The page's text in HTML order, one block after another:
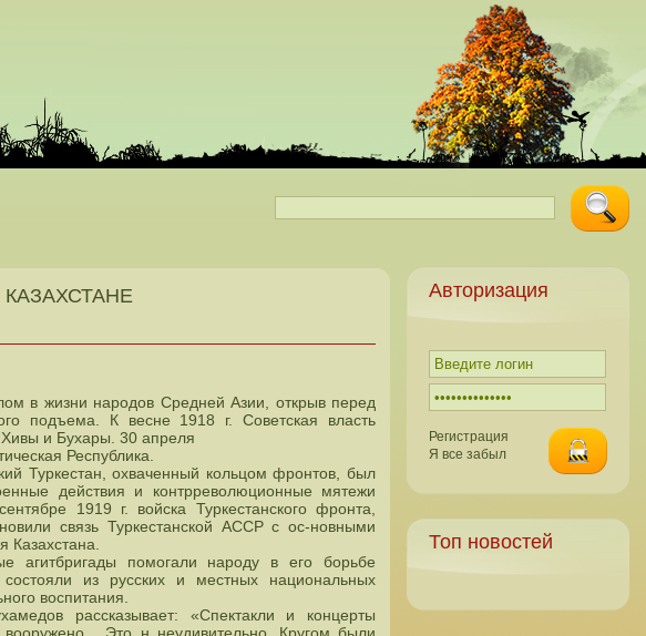
в жизни народов Средней Азии, открыв перед
подъема. К весне 1918 г. Советская власть
Хивы и Бухары. 30 апреля
Республика.
Туркестан, охваченный кольцом фронтов, был
действия и контрреволюционные мятежи
1919 г. войска Туркестанского фронта,
связь Туркестанской АССР с ос-новными
агитбригады помогали народу в его борьбе
из русских и местных национальных
воспитания.
рассказывает: «Спектакли и концерты
Авторизация
Регистрация
Я все забыл
Топ новостей